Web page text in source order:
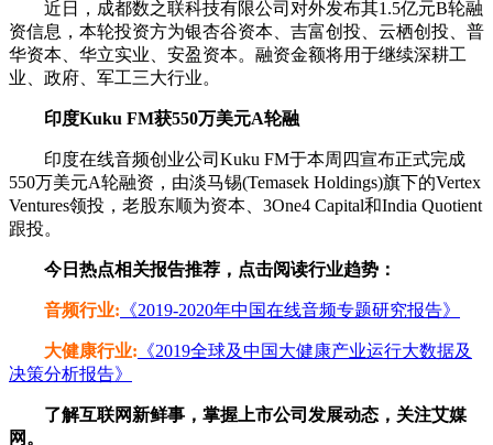
近日，成都数之联科技有限公司对外发布其1.5亿元B轮融
资信息，本轮投资方为银杏谷资本、吉富创投、云栖创投、普
华资本、华立实业、安盈资本。融资金额将用于继续深耕工
业、政府、军工三大行业。
印度Kuku FM获550万美元A轮融
印度在线音频创业公司Kuku FM于本周四宣布正式完成
550万美元A轮融资，由淡马锡(Temasek Holdings)旗下的Vertex
Ventures领投，老股东顺为资本、3One4 Capital和India Quotient
跟投。
今日热点相关报告推荐，点击阅读行业趋势：
音频行业: 《2019-2020年中国在线音频专题研究报告》
大健康行业: 《2019全球及中国大健康产业运行大数据及
决策分析报告》
了解互联网新鲜事，掌握上市公司发展动态，关注艾媒
网。